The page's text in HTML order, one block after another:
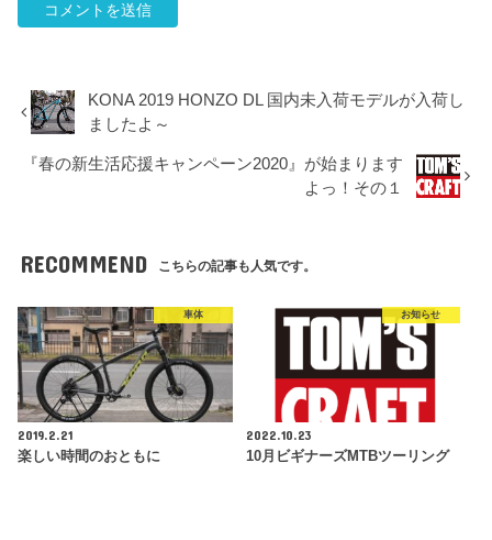
KONA 2019 HONZO DL 国内未入荷モデルが入荷し
ましたよ～
『春の新生活応援キャンペーン2020』が始まります
よっ！その１
RECOMMEND こちらの記事も人気です。
車体
2019.2.21
楽しい時間のおともに
お知らせ
2022.10.23
10月ビギナーズMTBツーリング